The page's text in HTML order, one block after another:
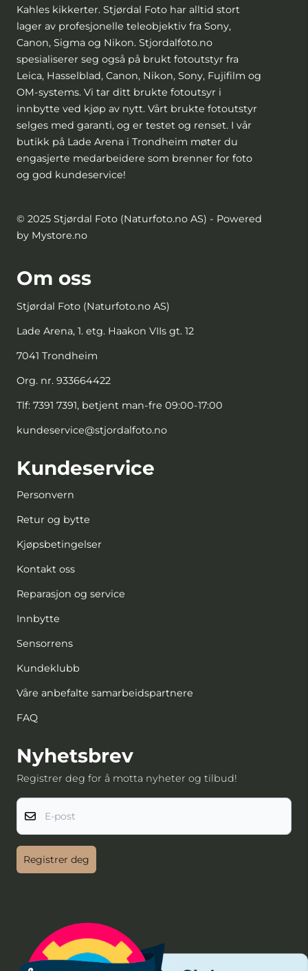
Kahles kikkerter. Stjørdal Foto har alltid stort
lager av profesjonelle teleobjektiv fra Sony,
Canon, Sigma og Nikon. Stjordalfoto.no
spesialiserer seg også på brukt fotoutstyr fra
Leica, Hasselblad, Canon, Nikon, Sony, Fujifilm og
OM-systems. Vi tar ditt brukte fotoutsyr i
innbytte ved kjøp av nytt. Vårt brukte fotoutstyr
selges med garanti, og er testet og renset. I vår
butikk på Lade Arena i Trondheim møter du
engasjerte medarbeidere som brenner for foto
og god kundeservice!
© 2025 Stjørdal Foto (Naturfoto.no AS) - Powered
by Mystore.no
Om oss
Stjørdal Foto (Naturfoto.no AS)
Lade Arena, 1. etg. Haakon VIIs gt. 12
7041 Trondheim
Org. nr. 933664422
Tlf: 7391 7391, betjent man-fre 09:00-17:00
kundeservice@stjordalfoto.no
Kundeservice
Personvern
Retur og bytte
Kjøpsbetingelser
Kontakt oss
Reparasjon og service
Innbytte
Sensorrens
Kundeklubb
Våre anbefalte samarbeidspartnere
FAQ
Nyhetsbrev
Registrer deg for å motta nyheter og tilbud!
E-post
Registrer deg